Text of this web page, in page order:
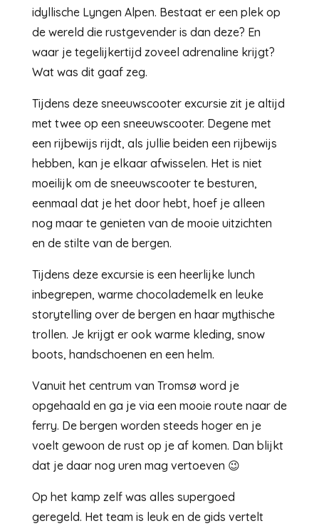
idyllische Lyngen Alpen. Bestaat er een plek op
de wereld die rustgevender is dan deze? En
waar je tegelijkertijd zoveel adrenaline krijgt?
Wat was dit gaaf zeg.
Tijdens deze sneeuwscooter excursie zit je altijd
met twee op een sneeuwscooter. Degene met
een rijbewijs rijdt, als jullie beiden een rijbewijs
hebben, kan je elkaar afwisselen. Het is niet
moeilijk om de sneeuwscooter te besturen,
eenmaal dat je het door hebt, hoef je alleen
nog maar te genieten van de mooie uitzichten
en de stilte van de bergen.
Tijdens deze excursie is een heerlijke lunch
inbegrepen, warme chocolademelk en leuke
storytelling over de bergen en haar mythische
trollen. Je krijgt er ook warme kleding, snow
boots, handschoenen en een helm.
Vanuit het centrum van Tromsø word je
opgehaald en ga je via een mooie route naar de
ferry. De bergen worden steeds hoger en je
voelt gewoon de rust op je af komen. Dan blijkt
dat je daar nog uren mag vertoeven 😉
Op het kamp zelf was alles supergoed
geregeld. Het team is leuk en de gids vertelt